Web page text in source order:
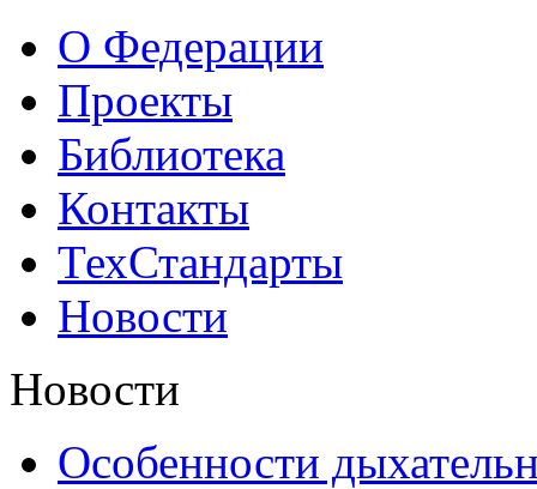
О Федерации
Проекты
Библиотека
Контакты
ТехСтандарты
Новости
Новости
Особенности